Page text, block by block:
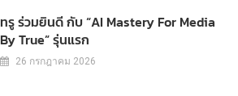
ทรู ร่วมยินดี กับ “AI Mastery For Media
By True” รุ่นแรก
26 กรกฎาคม 2026